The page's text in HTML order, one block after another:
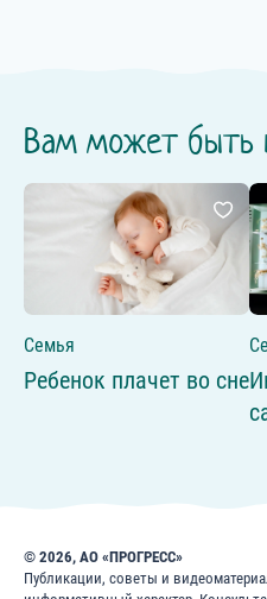
Вам может быть
Семья
Ребенок плачет во сне
© 2026, АО «ПРОГРЕСС»
Публикации, советы и